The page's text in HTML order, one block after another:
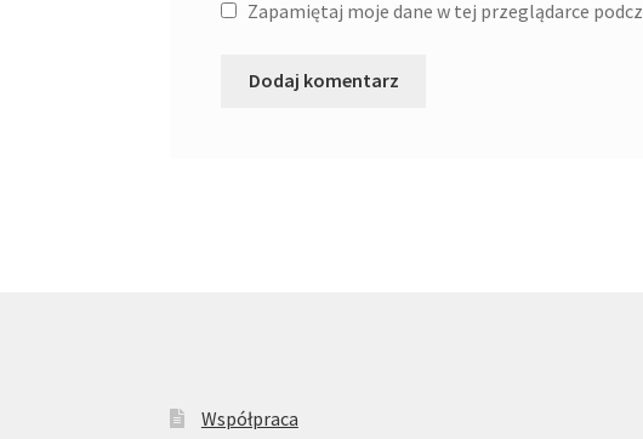
Zapamiętaj moje dane w tej przeglądarce
Współpraca